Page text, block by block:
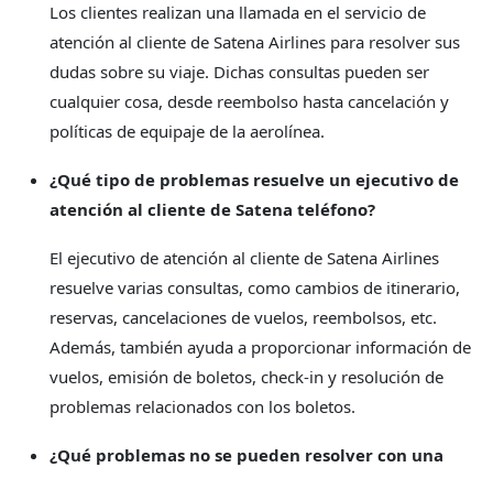
Los clientes realizan una llamada en el servicio de
atención al cliente de Satena Airlines para resolver sus
dudas sobre su viaje. Dichas consultas pueden ser
cualquier cosa, desde reembolso hasta cancelación y
políticas de equipaje de la aerolínea.
¿Qué tipo de problemas resuelve un ejecutivo de
atención al cliente de Satena teléfono?
El ejecutivo de atención al cliente de Satena Airlines
resuelve varias consultas, como cambios de itinerario,
reservas, cancelaciones de vuelos, reembolsos, etc.
Además, también ayuda a proporcionar información de
vuelos, emisión de boletos, check-in y resolución de
problemas relacionados con los boletos.
¿Qué problemas no se pueden resolver con una